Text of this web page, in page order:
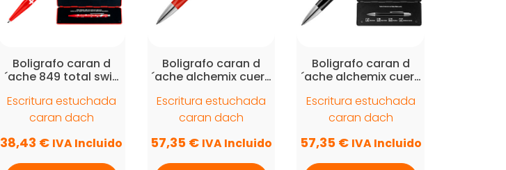
Boligrafo caran d
´ache 849 total swi…
Escritura estuchada
caran dach
38,43 € IVA Incluido
Boligrafo caran d
´ache alchemix cuer…
Escritura estuchada
caran dach
57,35 € IVA Incluido
Boligrafo caran d
´ache alchemix cuer…
Escritura estuchada
caran dach
57,35 € IVA Incluido